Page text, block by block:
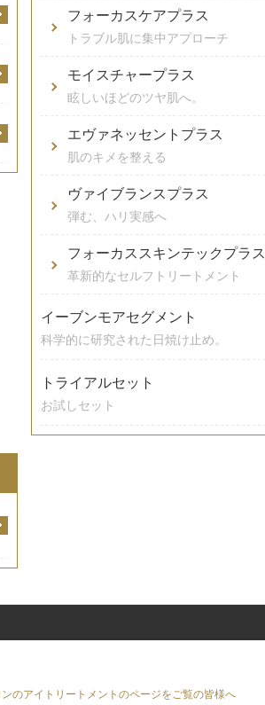
フォーカスケアプラス
トラブル肌に集中アプローチ
モイスチャープラス
眩しいほどのツヤ肌へ。
エヴァネッセントプラス
肌のキメを整える
ヴァイブランスプラス
弾む、ハリ実感へ
フォーカススキンテックプラス
革新的なセルフトリートメント
イーブンモアセグメント
科学的に研究された日焼け止め。
トライアルセット
お試しセット
のアイトリートメントのページをご覧の皆様へ